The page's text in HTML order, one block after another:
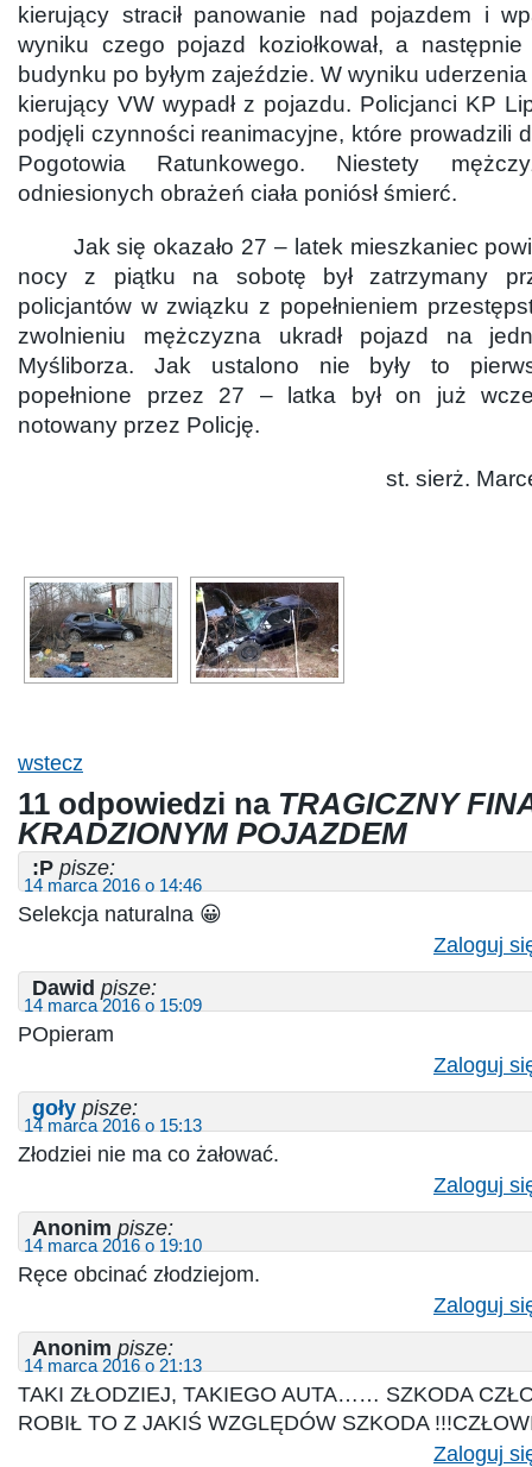
kierujący stracił panowanie nad pojazdem i
wyniku czego pojazd koziołkował, a
budynku po byłym zajeździe. W wyniku
kierujący VW wypadł z pojazdu. Policjanci KP
podjęli czynności reanimacyjne, które prowadzili
Pogotowia Ratunkowego. Niestety
odniesionych obrażeń ciała poniósł śmierć.
Jak się okazało 27 – latek mieszkaniec
nocy z piątku na sobotę był zatrzymany
policjantów w związku z popełnieniem
zwolnieniu mężczyzna ukradł pojazd na
Myśliborza. Jak ustalono nie były to
popełnione przez 27 – latka był on już
notowany przez Policję.
st. sierż.
wstecz
11 odpowiedzi na TRAGICZNY
KRADZIONYM POJAZDEM
:P pisze:
14 marca 2016 o 14:46
Selekcja naturalna 😀
Zaloguj
Dawid pisze:
14 marca 2016 o 15:09
POpieram
Zaloguj
goły pisze:
14 marca 2016 o 15:13
Złodziei nie ma co żałować.
Zaloguj
Anonim pisze:
14 marca 2016 o 19:10
Ręce obcinać złodziejom.
Zaloguj
Anonim pisze:
14 marca 2016 o 21:13
TAKI ZŁODZIEJ, TAKIEGO AUTA…… SZKODA
ROBIŁ TO Z JAKIŚ WZGLĘDÓW SZKODA
Zaloguj